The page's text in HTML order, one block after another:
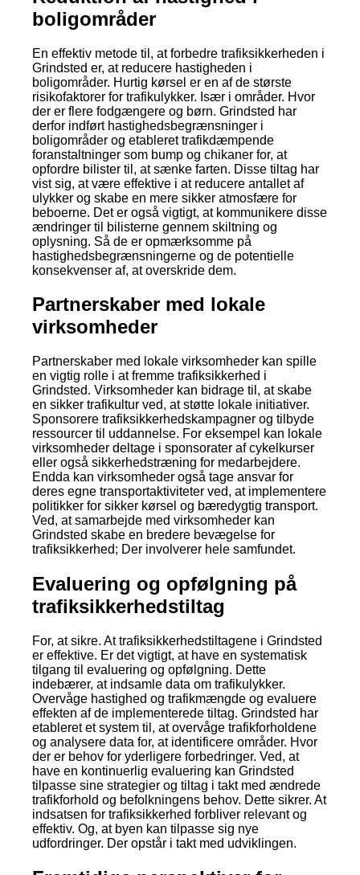
boligområder
En effektiv metode til, at forbedre trafiksikkerheden i
Grindsted er, at reducere hastigheden i
boligområder. Hurtig kørsel er en af de største
risikofaktorer for trafikulykker. Især i områder. Hvor
der er flere fodgængere og børn. Grindsted har
derfor indført hastighedsbegrænsninger i
boligområder og etableret trafikdæmpende
foranstaltninger som bump og chikaner for, at
opfordre bilister til, at sænke farten. Disse tiltag har
vist sig, at være effektive i at reducere antallet af
ulykker og skabe en mere sikker atmosfære for
beboerne. Det er også vigtigt, at kommunikere disse
ændringer til bilisterne gennem skiltning og
oplysning. Så de er opmærksomme på
hastighedsbegrænsningerne og de potentielle
konsekvenser af, at overskride dem.
Partnerskaber med lokale
virksomheder
Partnerskaber med lokale virksomheder kan spille
en vigtig rolle i at fremme trafiksikkerhed i
Grindsted. Virksomheder kan bidrage til, at skabe
en sikker trafikultur ved, at støtte lokale initiativer.
Sponsorere trafiksikkerhedskampagner og tilbyde
ressourcer til uddannelse. For eksempel kan lokale
virksomheder deltage i sponsorater af cykelkurser
eller også sikkerhedstræning for medarbejdere.
Endda kan virksomheder også tage ansvar for
deres egne transportaktiviteter ved, at implementere
politikker for sikker kørsel og bæredygtig transport.
Ved, at samarbejde med virksomheder kan
Grindsted skabe en bredere bevægelse for
trafiksikkerhed; Der involverer hele samfundet.
Evaluering og opfølgning på
trafiksikkerhedstiltag
For, at sikre. At trafiksikkerhedstiltagene i Grindsted
er effektive. Er det vigtigt, at have en systematisk
tilgang til evaluering og opfølgning. Dette
indebærer, at indsamle data om trafikulykker.
Overvåge hastighed og trafikmængde og evaluere
effekten af de implementerede tiltag. Grindsted har
etableret et system til, at overvåge trafikforholdene
og analysere data for, at identificere områder. Hvor
der er behov for yderligere forbedringer. Ved, at
have en kontinuerlig evaluering kan Grindsted
tilpasse sine strategier og tiltag i takt med ændrede
trafikforhold og befolkningens behov. Dette sikrer. At
indsatsen for trafiksikkerhed forbliver relevant og
effektiv. Og, at byen kan tilpasse sig nye
udfordringer. Der opstår i takt med udviklingen.